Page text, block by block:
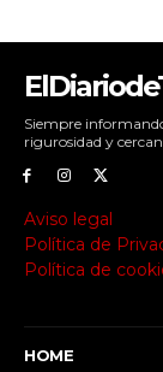
Siempre
rigurosidad y
Aviso legal
Política de
Política de
HOME